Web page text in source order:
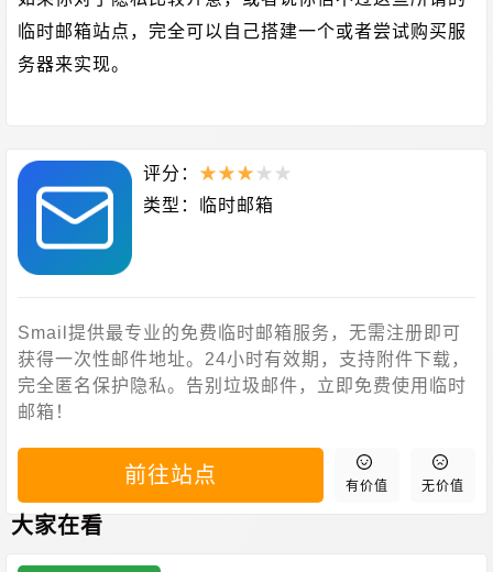
临时邮箱站点，完全可以自己搭建一个或者尝试购买服
务器来实现。
评分： ★★★ ★ ★
类型：
临时邮箱
Smail提供最专业的免费临时邮箱服务，无需注册即可
获得一次性邮件地址。24小时有效期，支持附件下载，
完全匿名保护隐私。告别垃圾邮件，立即免费使用临时
邮箱！
前往站点 有价值 无价值
大家在看